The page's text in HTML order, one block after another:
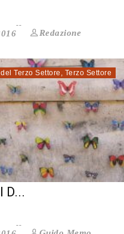
Redazione
Terzo Settore Terzo Settore
DEL TERZO
D...